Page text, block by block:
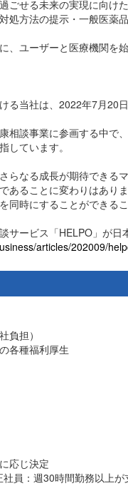
ごせる未来の実現に向け
処方法の提示・一般医薬
、ユーザーと医療機関を
る当社は、2022年7月20
相談事業に参画する中
しています。
らなる成長が期待できる
あることに変わりはあ
同時にすることができる
サービス「HELPO」が日
articles/202009/
負担）
各種福利厚生
応じ決定
員：週30時間勤務以上が